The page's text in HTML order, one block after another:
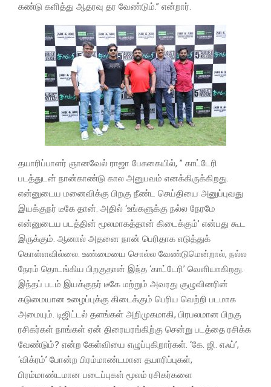
கண்டு களித்து ஆதரவு தர வேண்டும்.” என்றார்.
தயாரிப்பாளர் ஞானவேல் ராஜா பேசுகையில், ” காட்டேரி
படத்துடன் நான்காண்டு கால அனுபவம் எனக்கிருக்கிறது.
என்னுடைய மனைவிக்கு பிறகு நீண்ட செய்தியை அனுப்புவது
இயக்குநர் டீகே தான். அதில் ‘உங்களுக்கு நல்ல நேரமே
என்னுடைய படத்தின் மூலமாகத்தான் கிடைக்கும்’ என்பது கூட
இருக்கும். ஆனால் அதனை நான் பெரிதாக எடுத்துக்
கொள்ளவில்லை. உண்மையை சொல்ல வேண்டுமென்றால், நல்ல
நேரம் தொடங்கிய பிறகுதான் இந்த ‘காட்டேரி’ வெளியாகிறது.
இந்தப் படம் இயக்குநர் டீகே மற்றும் அவரது குழுவினரின்
கடுமையான உழைப்புக்கு கிடைக்கும் பெரிய வெற்றி படமாக
அமையும். டிஜிட்டல் தளங்கள் அறிமுகமாகி, பிரபலமான பிறகு
ரசிகர்கள் நாங்கள் ஏன் திரையரங்கிற்கு சென்று படத்தை ரசிக்க
வேண்டும்? என்ற கேள்வியை எழுப்புகிறார்கள். ‘கே. ஜி. எஃப்’,
‘விக்ரம்’ போன்ற பிரம்மாண்டமான தயாரிப்புகள்,
பிரம்மாண்டமான படைப்புகள் மூலம் ரசிகர்களை